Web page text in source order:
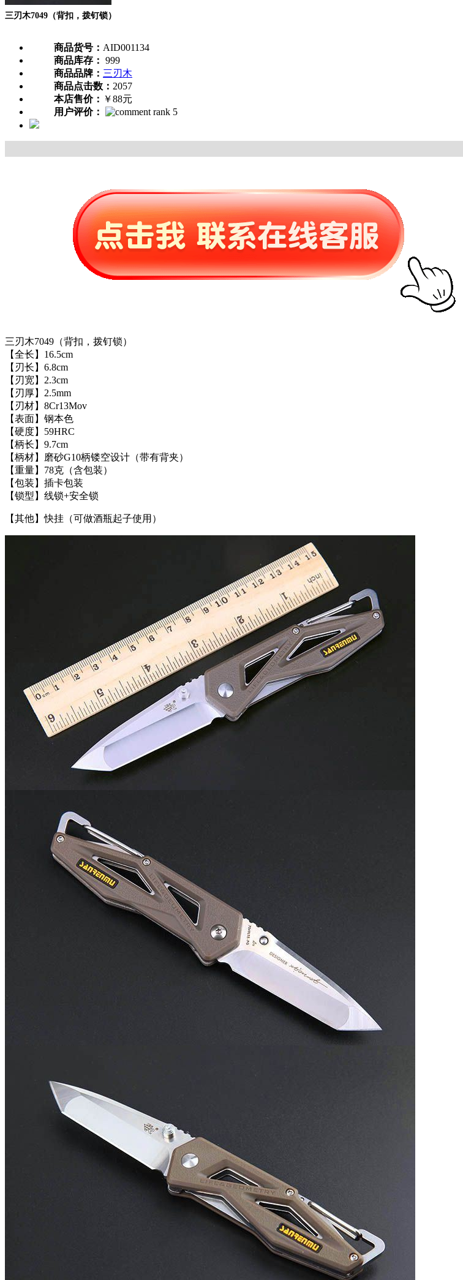
三刃木7049（背扣，拨钉锁）
商品货号： AID001134
商品库存： 999
商品品牌： 三刃木
商品点击数： 2057
本店售价： ￥88元
用户评价：
三刃木7049（背扣，拨钉锁）
【全长】16.5cm
【刃长】6.8cm
【刃宽】2.3cm
【刃厚】2.5mm
【刃材】8Cr13Mov
【表面】钢本色
【硬度】59HRC
【柄长】9.7cm
【柄材】磨砂G10柄镂空设计（带有背夹）
【重量】78克（含包装）
【包装】插卡包装
【锁型】线锁+安全锁
【其他】快挂（可做酒瓶起子使用）